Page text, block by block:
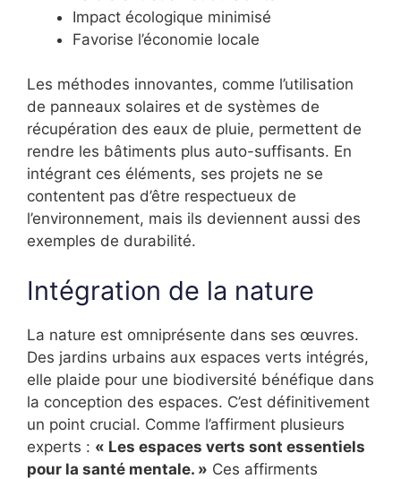
Impact écologique minimisé
Favorise l’économie locale
Les méthodes innovantes, comme l’utilisation
de panneaux solaires et de systèmes de
récupération des eaux de pluie, permettent de
rendre les bâtiments plus auto-suffisants. En
intégrant ces éléments, ses projets ne se
contentent pas d’être respectueux de
l’environnement, mais ils deviennent aussi des
exemples de durabilité.
Intégration de la nature
La nature est omniprésente dans ses œuvres.
Des jardins urbains aux espaces verts intégrés,
elle plaide pour une biodiversité bénéfique dans
la conception des espaces. C’est définitivement
un point crucial. Comme l’affirment plusieurs
experts : « Les espaces verts sont essentiels
pour la santé mentale. » Ces affirments